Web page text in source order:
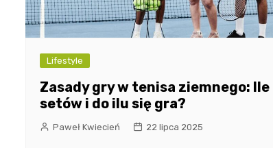
Lifestyle
Zasady gry w tenisa ziemnego: Ile
setów i do ilu się gra?
Paweł Kwiecień 22 lipca 2025